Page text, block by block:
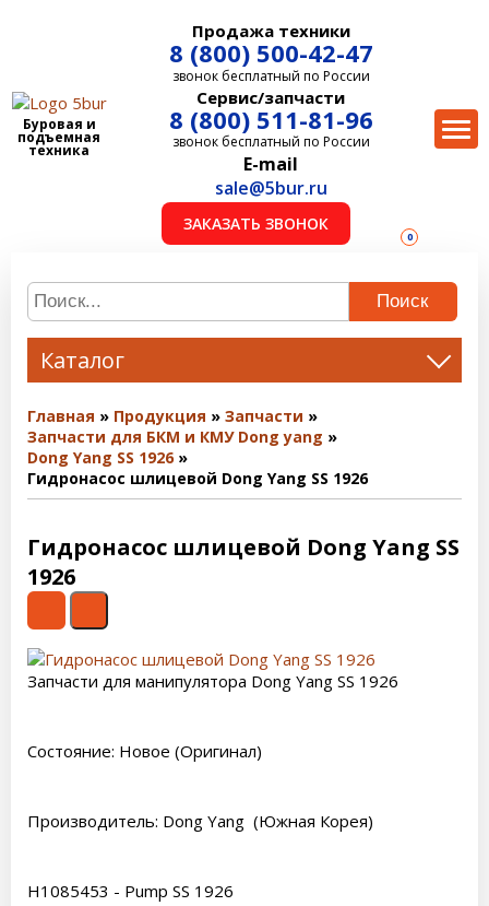
Буровая и
подъемная
техника
Продажа техники
8 (800) 500-42-47
звонок бесплатный по России
Сервис/запчасти
8 (800) 511-81-96
звонок бесплатный по России
E-mail
sale@5bur.ru
ЗАКАЗАТЬ ЗВОНОК
0
Поиск
Каталог
Главная Продукция
Запчасти
Запчасти для БКМ и КМУ Dong yang
Dong Yang SS 1926
Гидронасос шлицевой Dong Yang SS 1926
Гидронасос шлицевой Dong Yang SS
1926
Запчасти для манипулятора Dong Yang SS 1926
Состояние: Новое (Оригинал)
Производитель: Dong Yang (Южная Корея)
H1085453 - Рump SS 1926